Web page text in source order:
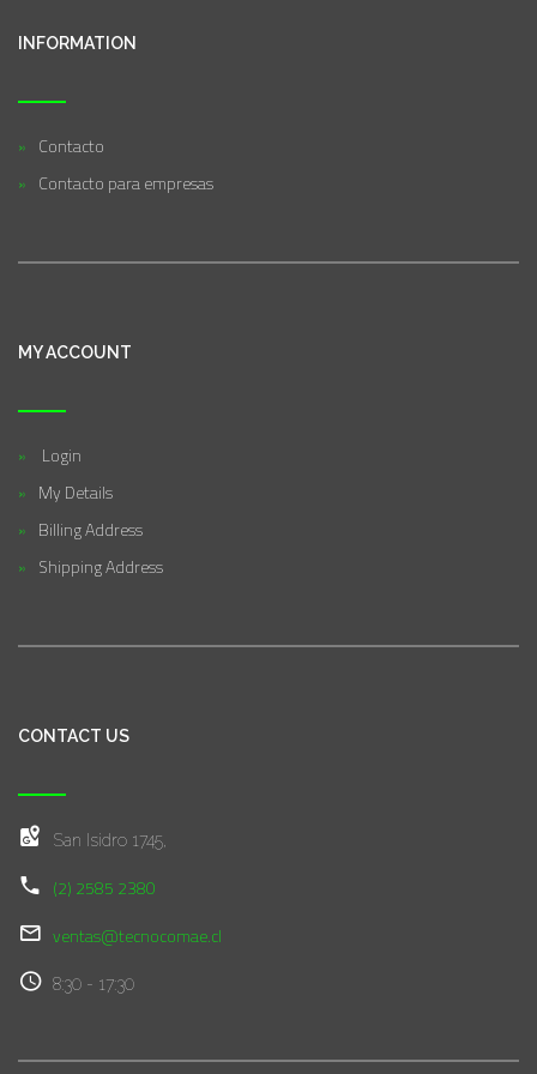
INFORMATION
Contacto
Contacto para empresas
MY ACCOUNT
Login
My Details
Billing Address
Shipping Address
CONTACT US
San Isidro 1745,
(2) 2585 2380
ventas@tecnocomae.cl
8:30 - 17:30